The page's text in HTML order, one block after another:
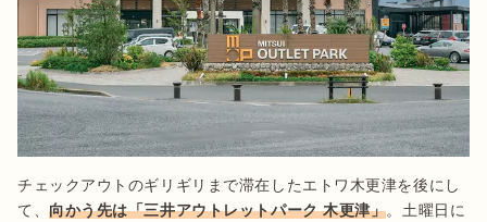
チェックアウトのギリギリまで滞在したエトワ木更津を後にし
て、向かう先は「三井アウトレットパーク 木更津」。土曜日に